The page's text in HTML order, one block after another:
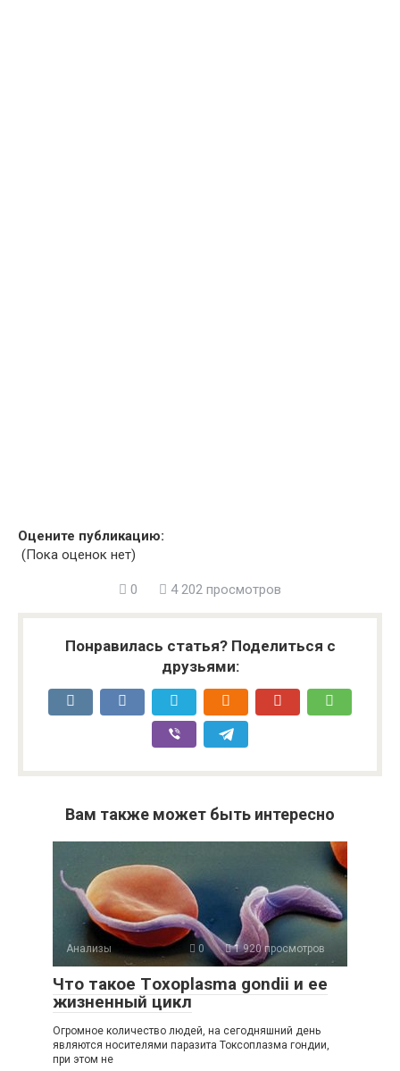
Оцените публикацию:
(Пока оценок нет)
0 4 202 просмотров
Понравилась статья? Поделиться с
друзьями:
Вам также может быть интересно
Анализы 0 1 920 просмотров
Что такое Тoxoplasma gondii и ее
жизненный цикл
Огромное количество людей, на сегодняшний день
являются носителями паразита Токсоплазма гондии,
при этом не